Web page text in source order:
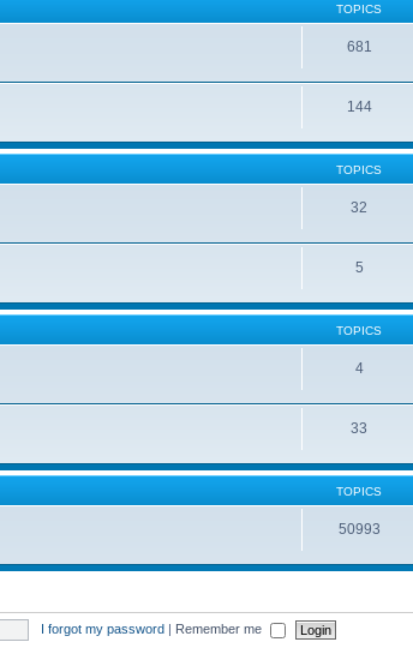
TOPICS
681
144
TOPICS
32
5
TOPICS
4
33
TOPICS
50993
I forgot my password | Remember me